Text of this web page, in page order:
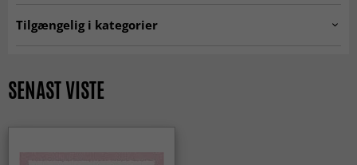
Tilgængelig i kategorier
SEASON SALE
SENAST VISTE